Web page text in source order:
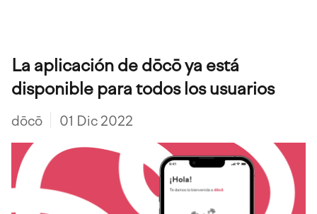
enlaces
de
ayuda
a
la
navegación
La aplicación de dōcō ya está
disponible para todos los usuarios
dōcō 01 Dic 2022